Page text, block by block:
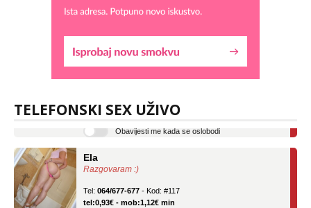
TELEFONSKI SEX UŽIVO
Lucija
tel:0,93€ - mob:1,12€ min
Razgovaram :)
tel:0,93€ - mob:1,12€ min
Obavijesti me kada se oslobodi